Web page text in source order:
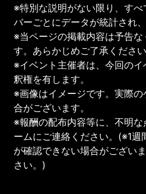
※特別な説明がない限り、す
バーごとにデータが統計され
※当ページの掲載内容は予告な
す。あらかじめご了承ください
※イベント主催者は、今回の
釈権を有します。
※画像はイメージです。実際
合がございます。
※報酬の配布内容等に、不明
ームにご連絡ください。(※1週
が確認できない場合がござい
さい。)